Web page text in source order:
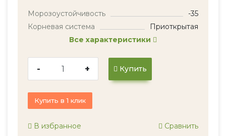
Морозоустойчивость
-35
Корневая система
Приоткрытая
Все характеристики
- + Купить
Купить в 1 клик
В избранное Сравнить